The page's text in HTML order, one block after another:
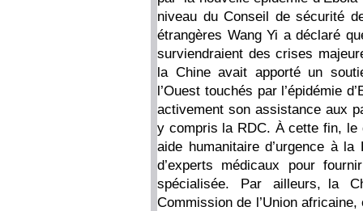
niveau du Conseil de sécurité
étrangères Wang Yi a déclaré
surviendraient des crises
la Chine avait apporté un
l’Ouest touchés par l’épidémie
activement son assistance aux
y compris la RDC. À cette fin, le
aide humanitaire d’urgence à
d’experts médicaux pour
spécialisée. Par ailleurs, la
Commission de l’Union